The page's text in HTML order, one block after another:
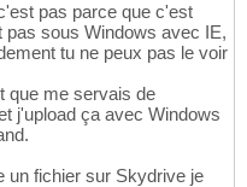
pas parce que c'est
sous Windows avec IE,
tu ne peux pas le voir
que me servais de
j'upload ça avec Windows
un fichier sur Skydrive je